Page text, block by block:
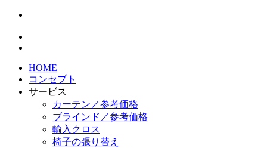
HOME
コンセプト
サービス
カーテン／参考価格
ブラインド／参考価格
輸入クロス
椅子の張り替え